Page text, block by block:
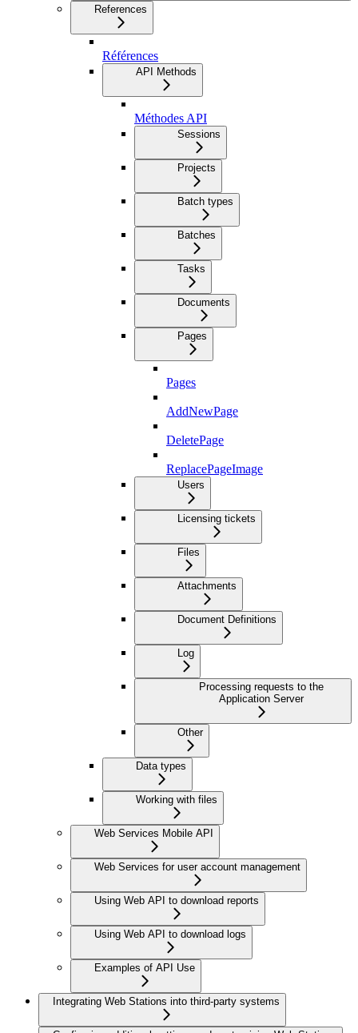
References
Références
API Methods
Méthodes API
Sessions
Projects
Batch types
Batches
Tasks
Documents
Pages
Pages
AddNewPage
DeletePage
ReplacePageImage
Users
Licensing tickets
Files
Attachments
Document Definitions
Log
Processing requests to the
Application Server
Other
Data types
Working with files
Web Services Mobile API
Web Services for user account management
Using Web API to download reports
Using Web API to download logs
Examples of API Use
Integrating Web Stations into third-party systems